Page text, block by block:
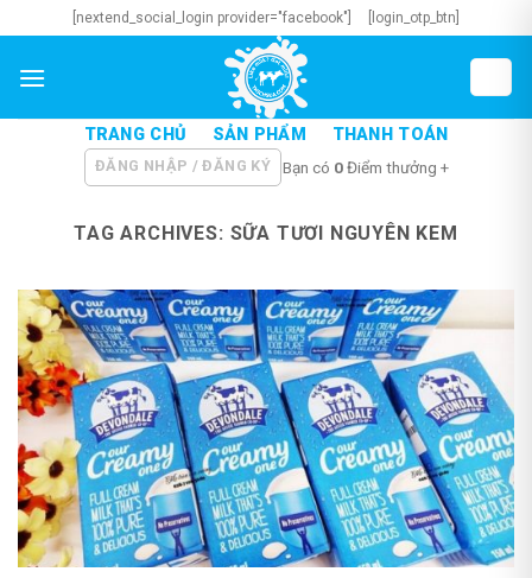
to
content
[nextend_social_login provider="facebook"] [login_otp_btn]
TRANG CHỦ SẢN PHẨM THANH TOÁN
ĐĂNG NHẬP / ĐĂNG KÝ Bạn có 0Điểm thưởng +
TAG ARCHIVES: SỮA TƯƠI NGUYÊN KEM